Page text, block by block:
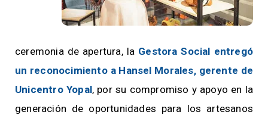
ceremonia de apertura, la Gestora Social entregó
un reconocimiento a Hansel Morales, gerente de
Unicentro Yopal, por su compromiso y apoyo en la
generación de oportunidades para los artesanos